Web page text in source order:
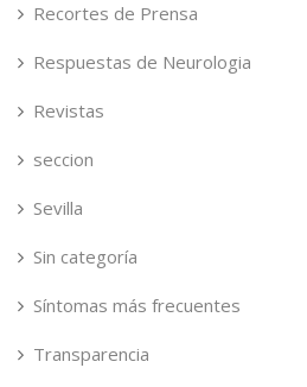
Recortes de Prensa
Respuestas de Neurologia
Revistas
seccion
Sevilla
Sin categoría
Síntomas más frecuentes
Transparencia